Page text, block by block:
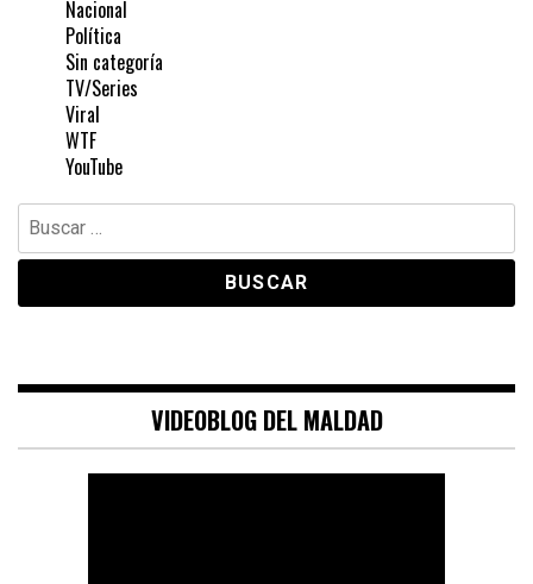
Nacional
Política
Sin categoría
TV/Series
Viral
WTF
YouTube
Buscar:
VIDEOBLOG DEL MALDAD